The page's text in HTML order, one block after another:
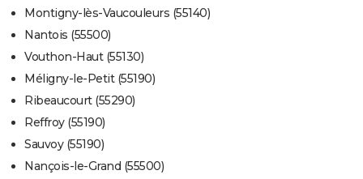
Montigny-lès-Vaucouleurs (55140)
Nantois (55500)
Vouthon-Haut (55130)
Méligny-le-Petit (55190)
Ribeaucourt (55290)
Reffroy (55190)
Sauvoy (55190)
Nançois-le-Grand (55500)